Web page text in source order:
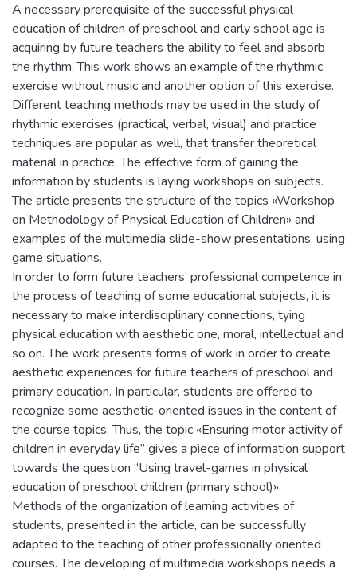
A necessary prerequisite of the successful physical
education of children of preschool and early school age is
acquiring by future teachers the ability to feel and absorb
the rhythm. This work shows an example of the rhythmic
exercise without music and another option of this exercise.
Different teaching methods may be used in the study of
rhythmic exercises (practical, verbal, visual) and practice
techniques are popular as well, that transfer theoretical
material in practice. The effective form of gaining the
information by students is laying workshops on subjects.
The article presents the structure of the topics «Workshop
on Methodology of Physical Education of Children» and
examples of the multimedia slide-show presentations, using
game situations.
In order to form future teachers’ professional competence in
the process of teaching of some educational subjects, it is
necessary to make interdisciplinary connections, tying
physical education with aesthetic one, moral, intellectual and
so on. The work presents forms of work in order to create
aesthetic experiences for future teachers of preschool and
primary education. In particular, students are offered to
recognize some aesthetic-oriented issues in the content of
the course topics. Thus, the topic «Ensuring motor activity of
children in everyday life” gives a piece of information support
towards the question “Using travel-games in physical
education of preschool children (primary school)».
Methods of the organization of learning activities of
students, presented in the article, can be successfully
adapted to the teaching of other professionally oriented
courses. The developing of multimedia workshops needs a